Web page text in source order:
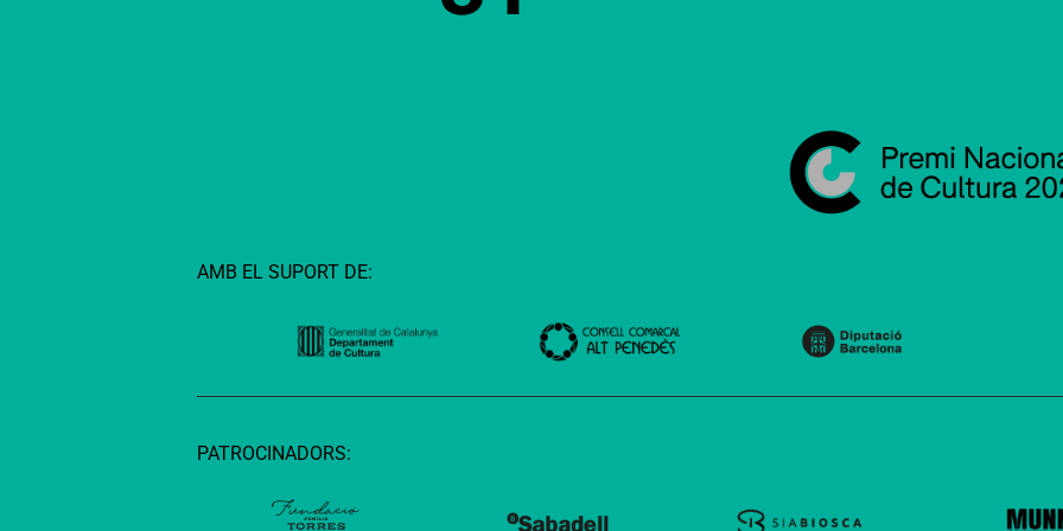
AMB EL SUPORT DE:
PATROCINADORS: